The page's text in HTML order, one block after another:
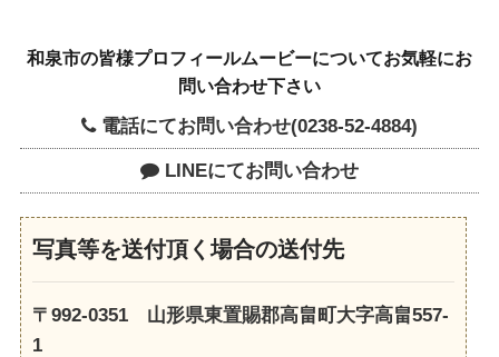
和泉市の皆様プロフィールムービーについてお気軽にお
問い合わせ下さい
電話にてお問い合わせ(0238-52-4884)
LINEにてお問い合わせ
写真等を送付頂く場合の送付先
〒992-0351 山形県東置賜郡高畠町大字高畠557-
1